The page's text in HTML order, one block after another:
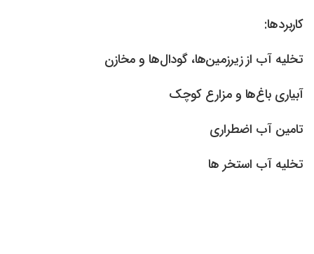
کاربردها:
تخلیه آب از زیرزمین‌ها، گودال‌ها و مخازن
آبیاری باغ‌ها و مزارع کوچک
تامین آب اضطراری
تخلیه آب استخر ها